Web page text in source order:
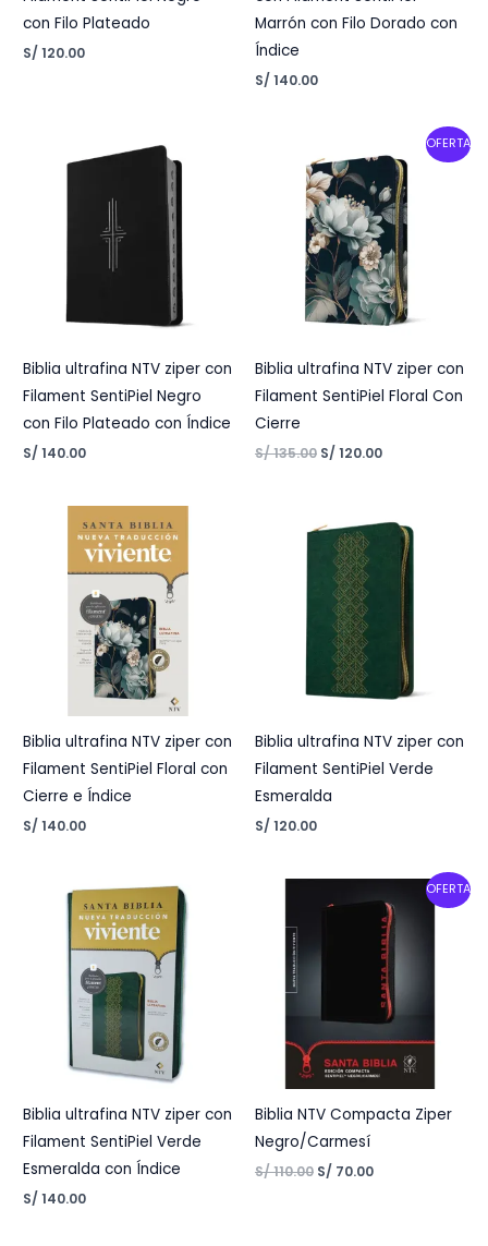
con Filo Plateado
S/ 120.00
Marrón con Filo Dorado con
Índice
S/ 140.00
Biblia ultrafina NTV ziper con
Filament SentiPiel Negro
con Filo Plateado con Índice
S/ 140.00
OFERTA
Biblia ultrafina NTV ziper con
Filament SentiPiel Floral Con
Cierre
S/135.00
price
was:
S/ 135.00.
S/ 120.00
Current
price
S/ 120.00.
Biblia ultrafina NTV ziper con
Filament SentiPiel Floral con
Cierre e Índice
S/ 140.00
Biblia ultrafina NTV ziper con
Filament SentiPiel Verde
Esmeralda
S/ 120.00
Biblia ultrafina NTV ziper con
Filament SentiPiel Verde
Esmeralda con Índice
S/ 140.00
OFERTA
Biblia NTV Compacta Ziper
Negro/Carmesí
S/110.00
price
S/ 70.00
Current
price
is:
S/ 70.00.